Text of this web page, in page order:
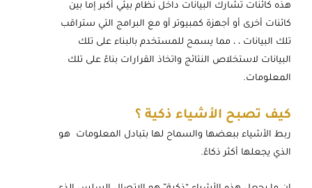
هذه كائنات تشارك البيانات داخل نظام بيئي أكبر إما بين
كائنات أخرى أو أجهزة كمبيوتر أو مع البرامج التي ستراقب
تلك البيانات ، ، مما يسمح للمستخدم بالبناء على تلك
البيانات لاستخلاص النتائج واتخاذ القرارات بناءً على تلك
المعلومات.
كيف تصبح الأشياء ذكية ؟
ربط الأشياء ببعضها والسماح لها بتبادل المعلومات هو
الذي يجعلها أكثر ذكاءً.